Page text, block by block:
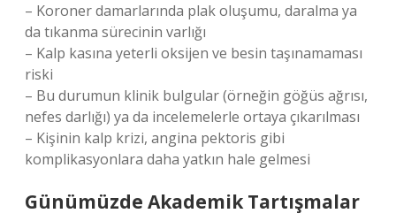
– Koroner damarlarında plak oluşumu, daralma ya
da tıkanma sürecinin varlığı
– Kalp kasına yeterli oksijen ve besin taşınamaması
riski
– Bu durumun klinik bulgular (örneğin göğüs ağrısı,
nefes darlığı) ya da incelemelerle ortaya çıkarılması
– Kişinin kalp krizi, angina pektoris gibi
komplikasyonlara daha yatkın hale gelmesi
Günümüzde Akademik Tartışmalar